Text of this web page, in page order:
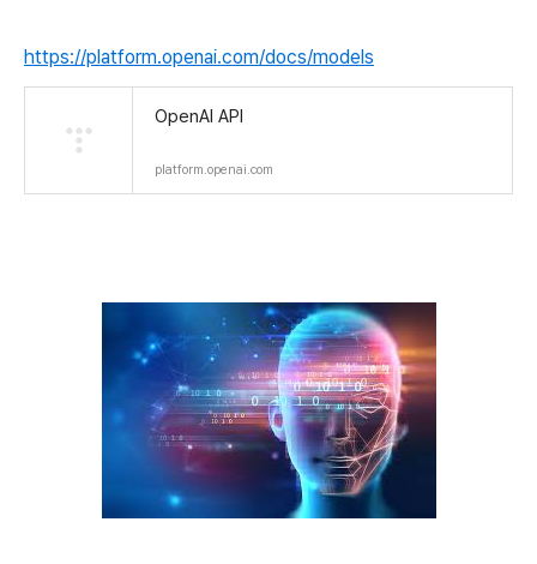
https://platform.openai.com/docs/models
OpenAI API
platform.openai.com